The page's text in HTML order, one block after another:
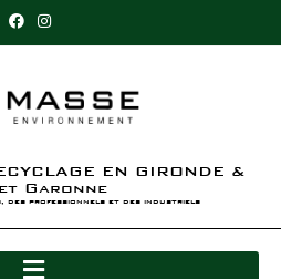
EN GIRONDE &
Garonne
des professionnels et des industriels